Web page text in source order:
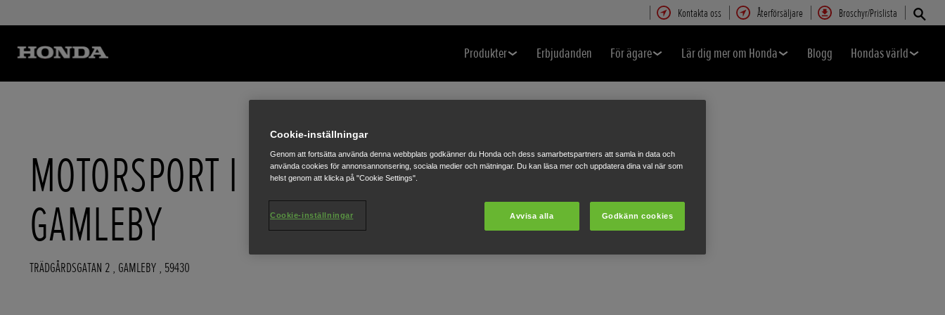
Kontakta oss Återförsäljare Broschyr/Prislista
Produkter Erbjudanden För ägare Lär dig mer om Honda Blogg Hondas värld
MOTORSPORT I
GAMLEBY
TRÄDGÅRDSGATAN 2 , GAMLEBY , 59430
Cookie-inställningar
Genom att fortsätta använda denna webbplats godkänner du Honda och dess samarbetspartners att samla in data och
använda cookies för annonsannonsering, sociala medier och mätningar. Du kan läsa mer och uppdatera dina val när som
helst genom att klicka på "Cookie Settings".
Avvisa alla Godkänn cookies
Cookie-inställningar